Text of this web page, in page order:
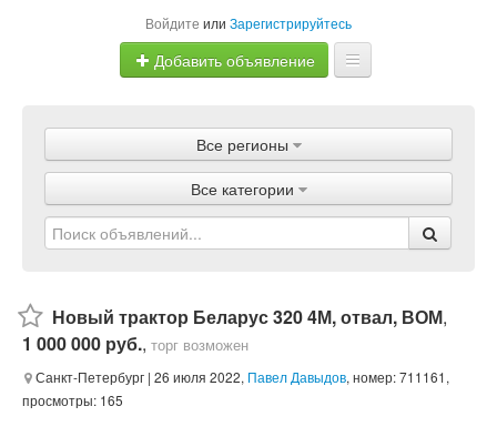
Войдите или Зарегистрируйтесь
Добавить объявление
Объявления
Магазины
Услуги
Все регионы
Все категории
Новый трактор Беларус 320 4М, отвал, ВОМ,
1 000 000 руб., торг возможен
Санкт-Петербург | 26 июля 2022, Павел Давыдов, номер: 711161,
просмотры: 165